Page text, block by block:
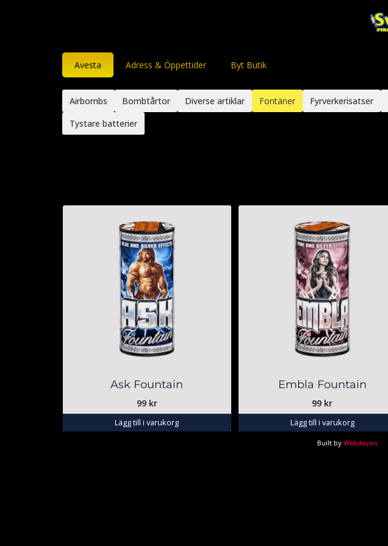
Avesta Adress & Öppettider Byt Butik
Airbombs Bombtårtor Diverse artiklar Fontäner Fyrverkerisatser
Tystare batterier
Ask Fountain
99 kr
Lägg till i varukorg
Embla Fountain
99 kr
Lägg till i varukorg
Built byWebdevon